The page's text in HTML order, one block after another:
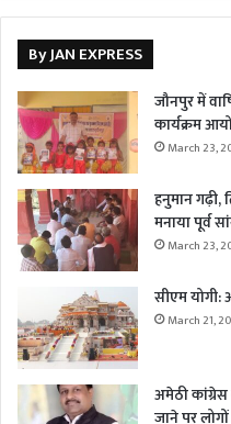
By JAN EXPRESS
जौनपुर में
कार्यक्रम
March 23,
हनुमान गढ़ी,
मनाया पूर्व
March 23,
सीएम योगी:
March 21,
अमेठी कांग्रेस
जाने पर